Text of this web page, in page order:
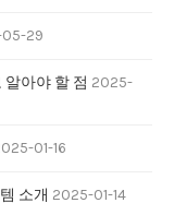
29
아야 할 점 2025-
01-16
소개 2025-01-14